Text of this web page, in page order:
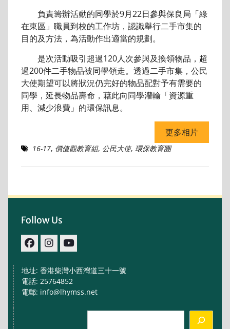
負責籌辦活動的同學於9月22日參與保良局「綠
在東區」職員到校的工作坊，認識舉行二手市集的
目的及方法，為活動作出適當的規劃。
是次活動吸引超過120人次參與及換領物品，超
過200件二手物品被同學領走。透過二手市集，公民
大使期望可以將狀況仍完好的物品配對予有需要的
同學，延長物品壽命，藉此向同學灌輸「資源重
用、減少浪費」的環保訊息。
更多相片
16-17, 價值觀教育組, 公民大使, 環保教育團
Follow Us
地址: 香港柴灣小西灣道三十一號
電話: 25764852
電郵: info@lhymss.net